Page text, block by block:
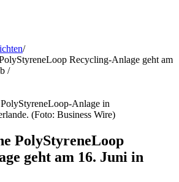
/
Recycling-Anlage geht am
/
Anlage in
(Foto: Business Wire)
PolyStyreneLoop
geht am 16. Juni in